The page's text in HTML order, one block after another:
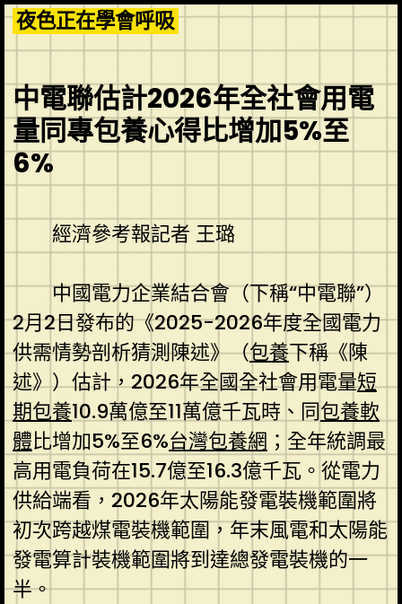
Skip
to
content
夜色正在學會呼吸
中電聯估計2026年全社會用電
量同專包養心得比增加5%至
6%
經濟參考報記者 王璐
中國電力企業結合會（下稱“中電聯”）
2月2日發布的《2025-2026年度全國電力
供需情勢剖析猜測陳述》（包養下稱《陳
述》）估計，2026年全國全社會用電量短
期包養10.9萬億至11萬億千瓦時、同包養軟
體比增加5%至6%台灣包養網 ；全年統調最
高用電負荷在15.7億至16.3億千瓦。從電力
供給端看，2026年太陽能發電裝機範圍將
初次跨越煤電裝機範圍，年末風電和太陽能
發電算計裝機範圍將到達總發電裝機的一
半。